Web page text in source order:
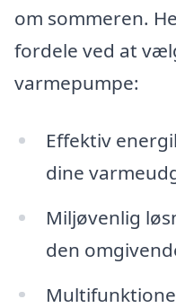
om sommeren.
fordele ved at
varmepumpe:
Effektiv
dine
Miljøvenlig
den